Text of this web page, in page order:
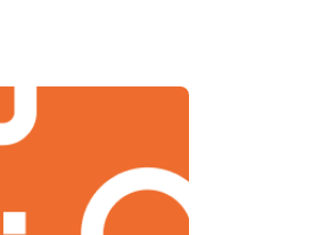
Заказать